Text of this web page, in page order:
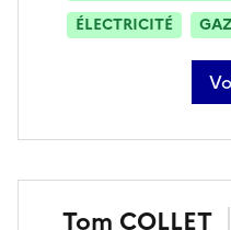
ÉLECTRICITÉ
GAZ
Tom COLLET